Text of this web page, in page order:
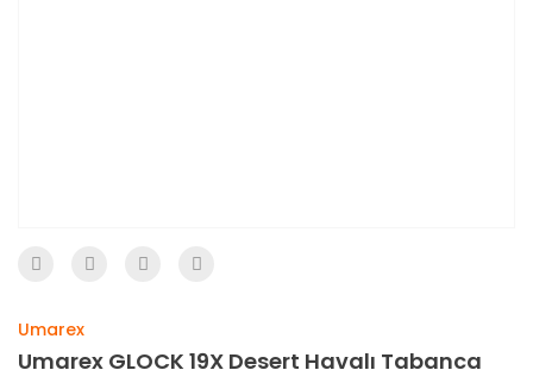
Umarex
Umarex GLOCK 19X Desert Havalı Tabanca